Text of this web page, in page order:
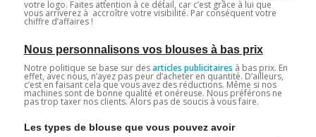
votre logo. Faites attention à ce détail, car c’est grâce à lui que
vous arriverez à accroître votre visibilité. Par conséquent votre
chiffre d’affaires !
Nous personnalisons vos blouses à bas prix
Notre politique se base sur desarticles publicitaires à bas prix. En
effet, avec nous, n’ayez pas peur d’acheter en quantité. D’ailleurs,
c’est en faisant cela que vous avez des réductions. Même si nos
machines sont de bonne qualité et onéreuse. Nous préférons ne
pas trop taxer nos clients. Alors pas de soucis à vous faire.
Les types de blouse que vous pouvez avoir